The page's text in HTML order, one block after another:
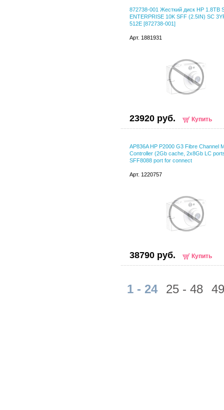
872738-001 Жесткий диск HP 1.8TB
ENTERPRISE 10K SFF (2.5IN) SC
512E [872738-001]
Арт. 1881931
23920 руб. Купить
AP836A HP P2000 G3 Fibre Channel
Controller (2Gb cache, 2x8Gb LC
SFF8088 port for connect
Арт. 1220757
38790 руб. Купить
1 - 24 25 - 48